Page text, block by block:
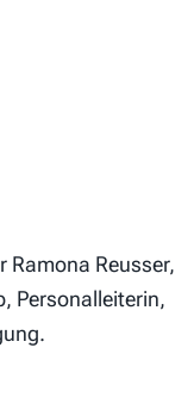
Ramona Reusser,
Personalleiterin,